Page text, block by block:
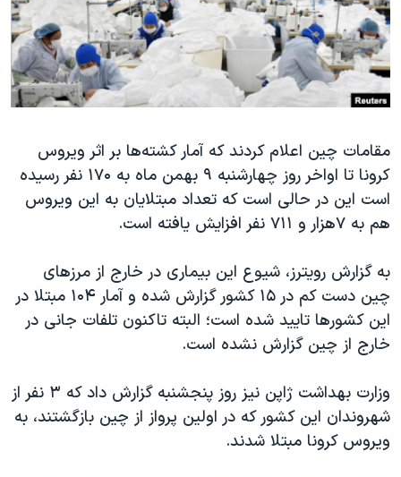
حقوق شهروندی
اقتصادی
علم و فناوری
گالری عکس
آرشیو پخش زنده
انتخابات ریاست جمهوری آمریکا ۲۰۲۴
حمله جمهوری اسلامی به اسرائیل
رمز مهسا
اعتراضات زن، زندگی، آزادی
مجموعه مستندهای دادخواهی
تریبونال مردمی آبان ۹۸
چهل سال گروگان‌گیری
قانون شفافیت دارائی کادر رهبری ایران
اعتراضات مردمی آبان ۹۸
نرگس محمدی برنده جایزه نوبل صلح
همایش محافظه‌کاران آمریکا «سی‌پک»
زبانهای مختلف
مقامات چین اعلام کردند که آمار کشته‌ها بر اثر ویروس
کرونا تا اواخر روز چهارشنبه ۹ بهمن ماه به ۱۷۰ نفر رسیده
است این در حالی است که تعداد مبتلایان به این ویروس
هم به ۷هزار و ۷۱۱ نفر افزایش یافته است.
به گزارش رویترز، شیوع این بیماری در خارج از مرزهای
چین دست کم در ۱۵ کشور گزارش شده و آمار ۱۰۴ مبتلا در
این کشورها تایید شده است؛ البته تاکنون تلفات جانی در
خارج از چین گزارش نشده است.
وزارت بهداشت ژاپن نیز روز پنجشنبه گزارش داد که ۳ نفر از
شهروندان این کشور که در اولین پرواز از چین بازگشتند، به
ویروس کرونا مبتلا شدند.